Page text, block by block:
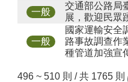
一般
交通部公路局
展，歡迎民眾
一般
國家運輸安全
路事故調查作
種管道加強宣
496 ~ 510 則 / 共 1765 則